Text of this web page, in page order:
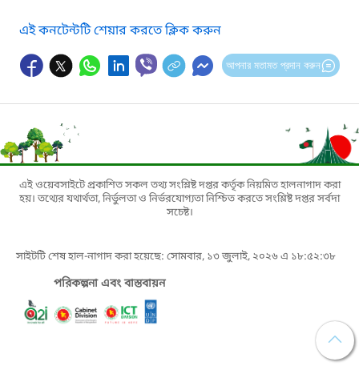
এই কনটেন্টটি শেয়ার করতে ক্লিক করুন
আপনার মতামত প্রদান করুন
এই ওয়েবসাইটে প্রকাশিত সকল তথ্য সংশ্লিষ্ট দপ্তর কর্তৃক নিয়মিত হালনাগাদ করা
হয়। তথ্যের যথার্থতা, নির্ভুলতা ও নির্ভরযোগ্যতা নিশ্চিত করতে সংশ্লিষ্ট দপ্তর সর্বদা
সচেষ্ট।
সাইটটি শেষ হাল-নাগাদ করা হয়েছে: সোমবার, ১৩ জুলাই, ২০২৬ এ ১৮:৫২:৩৮
পরিকল্পনা এবং বাস্তবায়ন